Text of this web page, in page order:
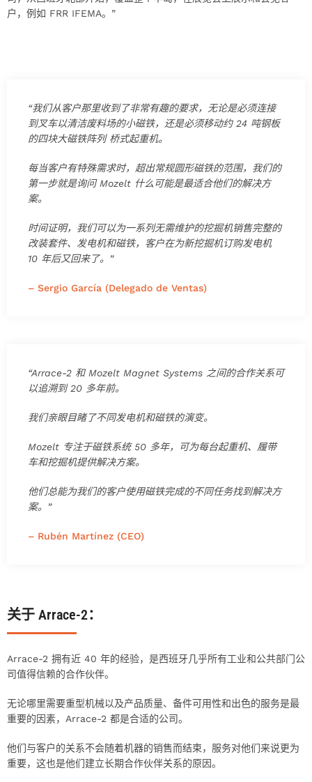
户，例如 FRR IFEMA。”
“我们从客户那里收到了非常有趣的要求，无论是必须连接
到叉车以清洁废料场的小磁铁，还是必须移动约 24 吨钢板
的四块大磁铁阵列 桥式起重机。
每当客户有特殊需求时，超出常规圆形磁铁的范围，我们的
第一步就是询问 Mozelt 什么可能是最适合他们的解决方
案。
时间证明，我们可以为一系列无需维护的挖掘机销售完整的
改装套件、发电机和磁铁，客户在为新挖掘机订购发电机
10 年后又回来了。”
– Sergio García (Delegado de Ventas)
“Arrace-2 和 Mozelt Magnet Systems 之间的合作关系可
以追溯到 20 多年前。
我们亲眼目睹了不同发电机和磁铁的演变。
Mozelt 专注于磁铁系统 50 多年，可为每台起重机、履带
车和挖掘机提供解决方案。
他们总能为我们的客户使用磁铁完成的不同任务找到解决方
案。”
– Rubén Martínez (CEO)
关于 Arrace-2：
Arrace-2 拥有近 40 年的经验，是西班牙几乎所有工业和公共部门公
司值得信赖的合作伙伴。
无论哪里需要重型机械以及产品质量、备件可用性和出色的服务是最
重要的因素，Arrace-2 都是合适的公司。
他们与客户的关系不会随着机器的销售而结束，服务对他们来说更为
重要，这也是他们建立长期合作伙伴关系的原因。